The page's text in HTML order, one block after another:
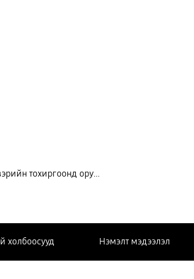
тохиргоонд оруулах)
холбоосууд Нэмэлт мэдээлэл